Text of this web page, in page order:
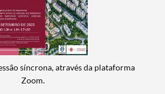
síncrona, através da plataforma
Zoom.